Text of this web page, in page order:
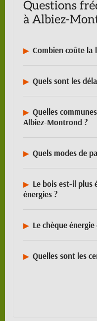
Questions
à Albiez-
Combien coûte la
Quels sont les
Quelles
Albiez-Montrond ?
Quels modes de
Le bois est-il plus
énergies ?
Le chèque
Quelles sont les